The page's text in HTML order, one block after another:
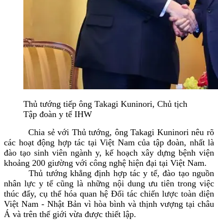
Thủ tướng tiếp ông Takagi Kuninori, Chủ tịch
Tập đoàn y tế IHW
Chia sẻ với Thủ tướng, ông Takagi Kuninori nêu rõ
các hoạt động hợp tác tại Việt Nam của tập đoàn, nhất là
đào tạo sinh viên ngành y, kế hoạch xây dựng bệnh viện
khoảng 200 giường với công nghệ hiện đại tại Việt Nam.
Thủ tướng khẳng định hợp tác y tế, đào tạo nguồn
nhân lực y tế cũng là những nội dung ưu tiên trong việc
thúc đẩy, cụ thể hóa quan hệ Đối tác chiến lược toàn diện
Việt Nam - Nhật Bản vì hòa bình và thịnh vượng tại châu
Á và trên thế giới vừa được thiết lập.